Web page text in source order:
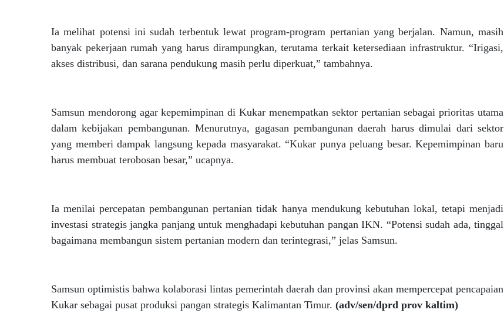
Ia melihat potensi ini sudah terbentuk lewat program-program pertanian yang berjalan. Namun, masih
banyak pekerjaan rumah yang harus dirampungkan, terutama terkait ketersediaan infrastruktur. “Irigasi,
akses distribusi, dan sarana pendukung masih perlu diperkuat,” tambahnya.
Samsun mendorong agar kepemimpinan di Kukar menempatkan sektor pertanian sebagai prioritas utama
dalam kebijakan pembangunan. Menurutnya, gagasan pembangunan daerah harus dimulai dari sektor
yang memberi dampak langsung kepada masyarakat. “Kukar punya peluang besar. Kepemimpinan baru
harus membuat terobosan besar,” ucapnya.
Ia menilai percepatan pembangunan pertanian tidak hanya mendukung kebutuhan lokal, tetapi menjadi
investasi strategis jangka panjang untuk menghadapi kebutuhan pangan IKN. “Potensi sudah ada, tinggal
bagaimana membangun sistem pertanian modern dan terintegrasi,” jelas Samsun.
Samsun optimistis bahwa kolaborasi lintas pemerintah daerah dan provinsi akan mempercepat pencapaian
Kukar sebagai pusat produksi pangan strategis Kalimantan Timur. (adv/sen/dprd prov kaltim)